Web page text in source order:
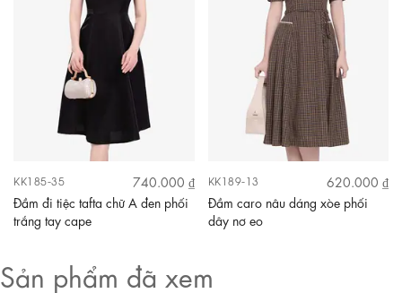
KK185-35
740.000 ₫
Đầm đi tiệc tafta chữ A đen phối
trắng tay cape
KK189-13
620.000 ₫
Đầm caro nâu dáng xòe phối
dây nơ eo
Sản phẩm đã xem